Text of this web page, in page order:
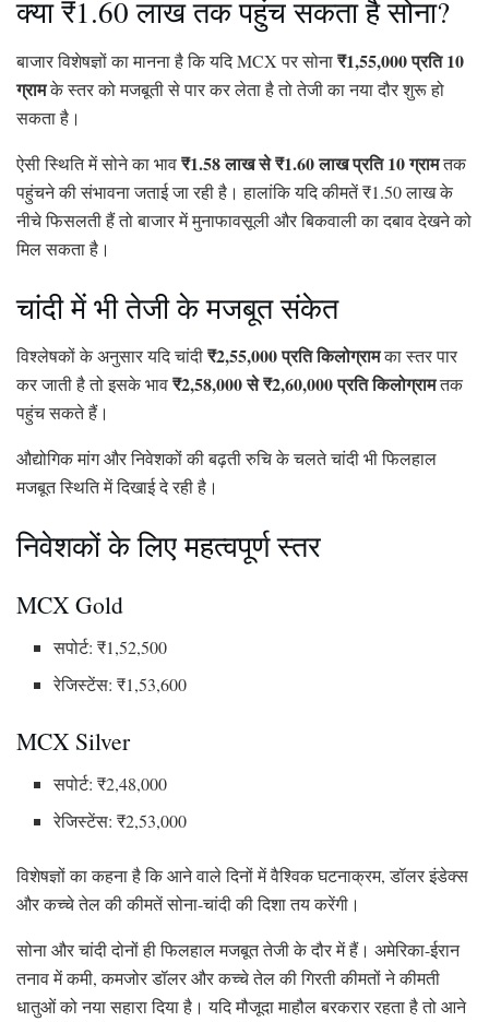
क्या ₹1.60 लाख तक पहुंच सकता है सोना?
बाजार विशेषज्ञों का मानना है कि यदि MCX पर सोना₹1,55,000 प्रति 10
ग्रामके स्तर को मजबूती से पार कर लेता है तो तेजी का नया दौर शुरू हो
सकता है।
ऐसी स्थिति में सोने का भाव₹1.58 लाख से ₹1.60 लाख प्रति 10 ग्रामतक
पहुंचने की संभावना जताई जा रही है। हालांकि यदि कीमतें ₹1.50 लाख के
नीचे फिसलती हैं तो बाजार में मुनाफावसूली और बिकवाली का दबाव देखने को
मिल सकता है।
चांदी में भी तेजी के मजबूत संकेत
विश्लेषकों के अनुसार यदि चांदी₹2,55,000 प्रति किलोग्रामका स्तर पार
कर जाती है तो इसके भाव₹2,58,000 से ₹2,60,000 प्रति किलोग्रामतक
पहुंच सकते हैं।
औद्योगिक मांग और निवेशकों की बढ़ती रुचि के चलते चांदी भी फिलहाल
मजबूत स्थिति में दिखाई दे रही है।
निवेशकों के लिए महत्वपूर्ण स्तर
MCX Gold
सपोर्ट: ₹1,52,500
रेजिस्टेंस: ₹1,53,600
MCX Silver
सपोर्ट: ₹2,48,000
रेजिस्टेंस: ₹2,53,000
विशेषज्ञों का कहना है कि आने वाले दिनों में वैश्विक घटनाक्रम, डॉलर इंडेक्स
और कच्चे तेल की कीमतें सोना-चांदी की दिशा तय करेंगी।
सोना और चांदी दोनों ही फिलहाल मजबूत तेजी के दौर में हैं। अमेरिका-ईरान
तनाव में कमी, कमजोर डॉलर और कच्चे तेल की गिरती कीमतों ने कीमती
धातुओं को नया सहारा दिया है। यदि मौजूदा माहौल बरकरार रहता है तो आने